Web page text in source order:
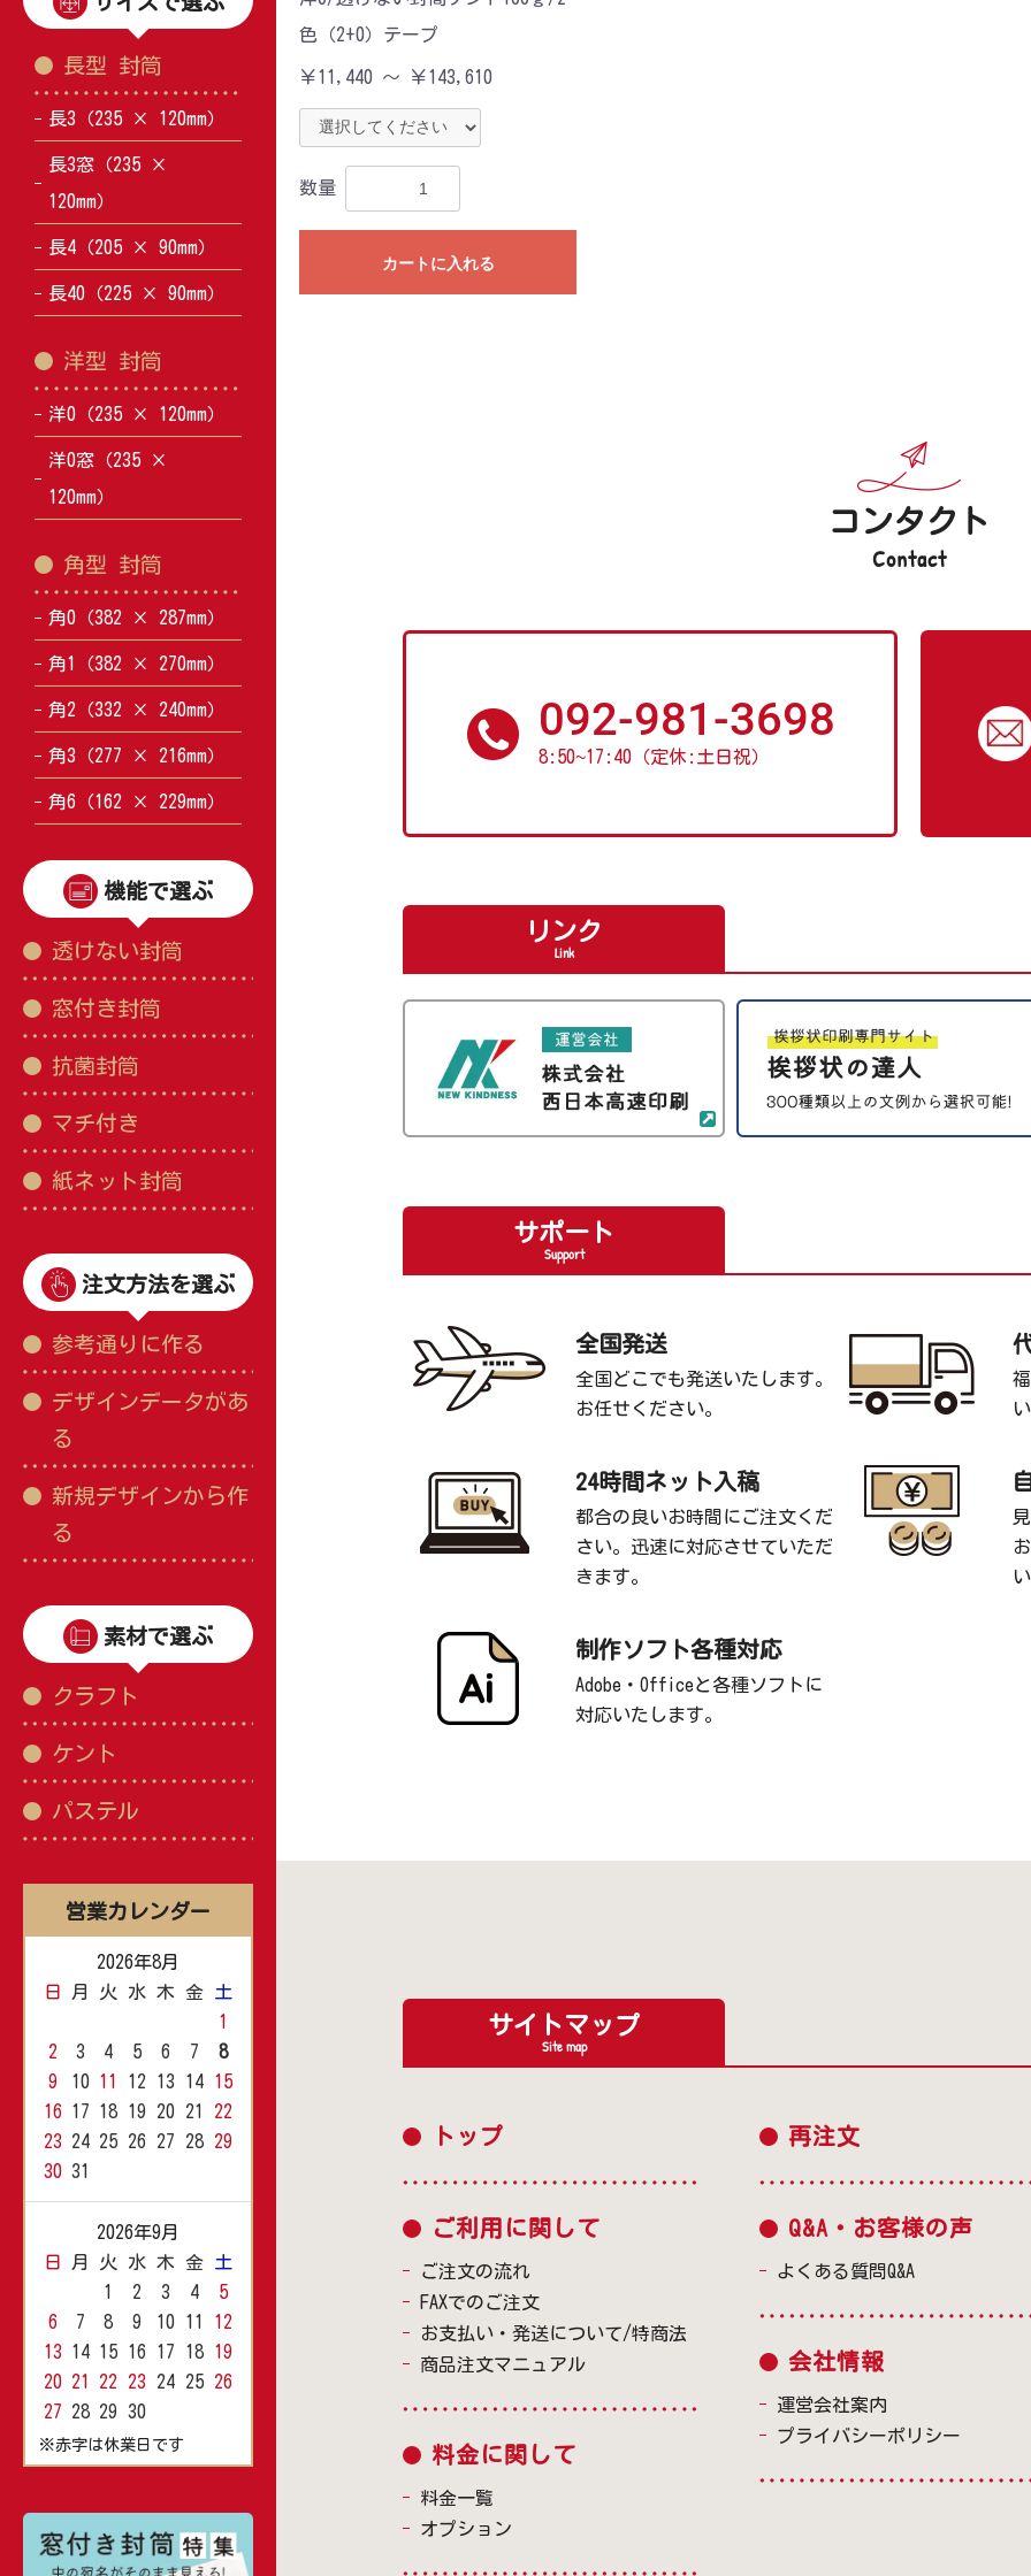
長型 封筒
長3（235 × 120mm）
長3窓（235 ×
120mm）
長4（205 × 90mm）
長40（225 × 90mm）
洋型 封筒
洋0（235 × 120mm）
洋0窓（235 ×
120mm）
角型 封筒
角0（382 × 287mm）
角1（382 × 270mm）
角2（332 × 240mm）
角3（277 × 216mm）
角6（162 × 229mm）
機能で選ぶ
透けない封筒
窓付き封筒
抗菌封筒
マチ付き
紙ネット封筒
注文方法を選ぶ
参考通りに作る
デザインデータがあ
る
新規デザインから作
る
素材で選ぶ
クラフト
ケント
パステル
営業カレンダー
2026年8月
日
月 火 水 木 金
土
1
2
3 4 5 6 7
8
9
10 11 12 13 14
15
16
17 18 19 20 21
22
23 24 25 26 27 28
29
30 31
2026年9月
日
月 火 水 木 金
土
1
2 3 4
5
6
7 8 9 10 11
12
13 14 15 16 17 18
19
20 21 22 23 24 25
26
27
28 29 30
※赤字は休業日です
色（2+0）テープ
￥11,440 ～ ￥143,610
数量
カートに入れる
コンタクト
Contact
092-981-3698
8:50~17:40（定休:土日祝）
リンク
Link
サポート
Support
全国発送
全国どこでも発送いたします。
お任せください。
24時間ネット入稿
都合の良いお時間にご注文くだ
さい。迅速に対応させていただ
きます。
い
制作ソフト各種対応
Adobe・Officeと各種ソフトに
対応いたします。
サイトマップ
Site map
トップ
ご利用に関して
ご注文の流れ
FAXでのご注文
お支払い・発送について/特商法
商品注文マニュアル
料金に関して
料金一覧
オプション
再注文
Q&A・お客様の声
よくある質問Q&A
会社情報
運営会社案内
プライバシーポリシー